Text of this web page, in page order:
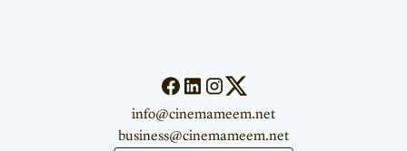
info@cinemameem.net
business@cinemameem.net